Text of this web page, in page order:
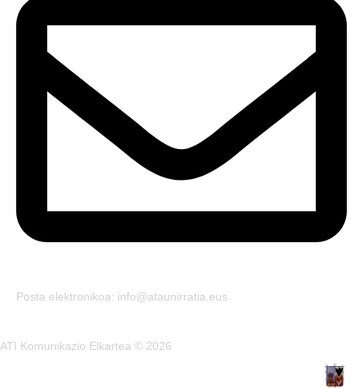
Posta elektronikoa: info@ataunirratia.eus
ATI Komunikazio Elkartea © 2026